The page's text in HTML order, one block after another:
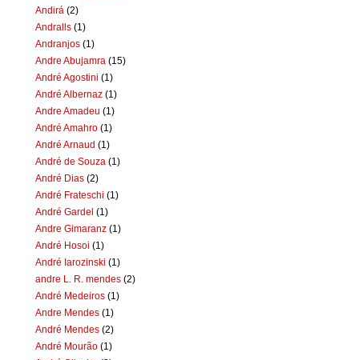
Andirá (2)
Andralls (1)
Andranjos (1)
Andre Abujamra (15)
André Agostini (1)
André Albernaz (1)
Andre Amadeu (1)
André Amahro (1)
André Arnaud (1)
André de Souza (1)
André Dias (2)
André Frateschi (1)
André Gardel (1)
Andre Gimaranz (1)
André Hosoi (1)
André Iarozinski (1)
andre L. R. mendes (2)
André Medeiros (1)
Andre Mendes (1)
André Mendes (2)
André Mourão (1)